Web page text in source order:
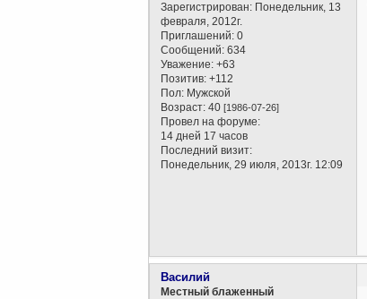
Зарегистрирован: Понедельник, 13
февраля, 2012г.
Приглашений: 0
Сообщений: 634
Уважение: +63
Позитив: +112
Пол: Мужской
Возраст: 40[1986-07-26]
Провел на форуме:
14 дней 17 часов
Последний визит:
Понедельник, 29 июля, 2013г. 12:09
Василий
Местный блаженный